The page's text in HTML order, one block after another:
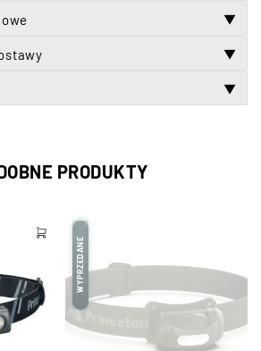
▼
▼
▼
PRODUKTY
WYPRZEDANE